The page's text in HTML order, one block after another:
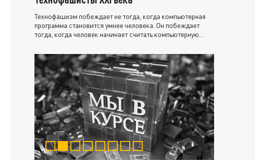
Технофашизм побеждает не тогда, когда компьютерная
программа становится умнее человека. Он побеждает
тогда, когда человек начинает считать компьютерную